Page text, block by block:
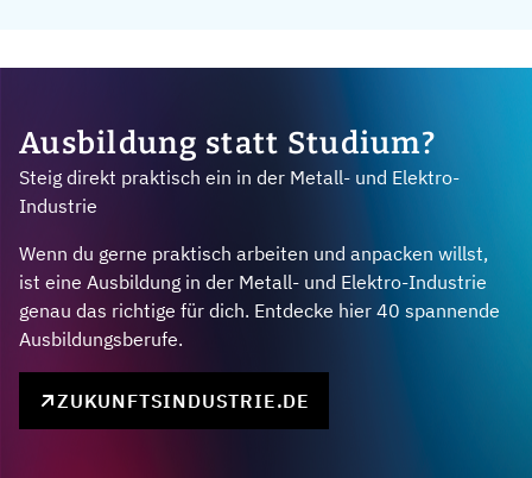
Ausbildung statt Studium?
Steig direkt praktisch ein in der Metall- und Elektro-
Industrie
Wenn du gerne praktisch arbeiten und anpacken willst,
ist eine Ausbildung in der Metall- und Elektro-Industrie
genau das richtige für dich. Entdecke hier 40 spannende
Ausbildungsberufe.
ZUKUNFTSINDUSTRIE.DE